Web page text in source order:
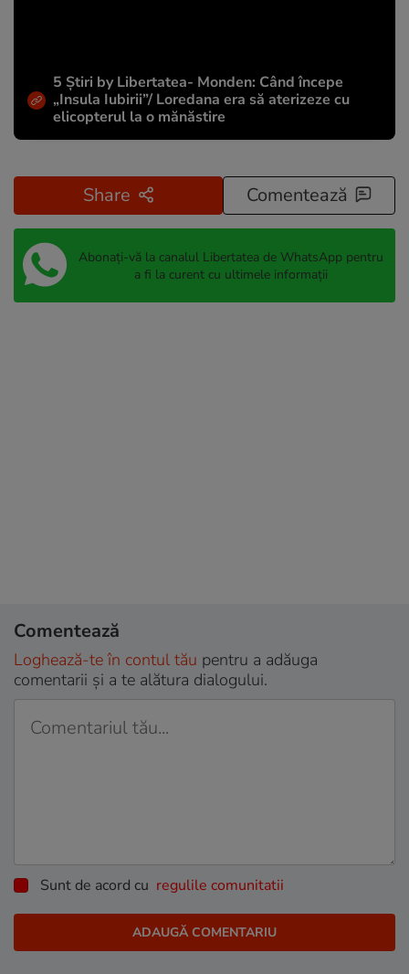
5 Știri by Libertatea- Monden: Când începe
„Insula Iubirii”/ Loredana era să aterizeze cu
elicopterul la o mănăstire
Share Comentează
Abonați-vă la canalul Libertatea de WhatsApp pentru
a fi la curent cu ultimele informații
Comentează
Loghează-te în contul tău pentru a adăuga
comentarii și a te alătura dialogului.
Sunt de acord cu regulile comunitatii